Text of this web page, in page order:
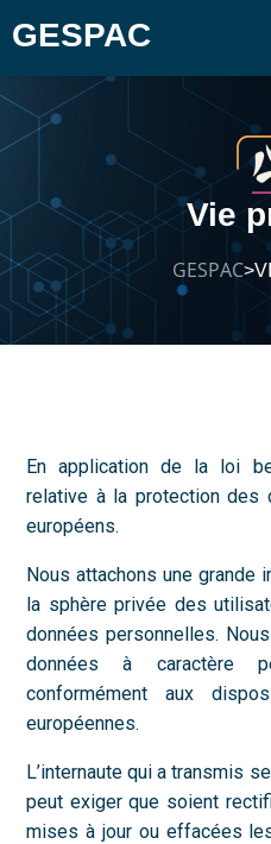
Vie
GESPAC>
En application de la loi
relative à la protection des
européens.
Nous attachons une grande
la sphère privée des
données personnelles.
données à caractère
conformément aux
européennes.
L’internaute qui a transmis
peut exiger que soient
mises à jour ou effacées